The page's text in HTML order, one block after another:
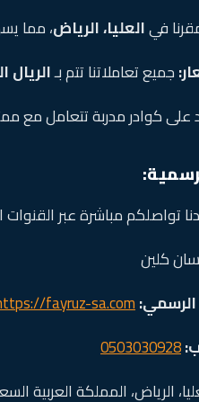
فيالعليا، الرياض، مما
جميع تعاملاتنا تتم بـ
على كوادر مدربة تتعامل مع
تواصلكم مباشرة عبر القنوات
كلين
الرسمي:fayruz-sa.com
0503030928
الرياض، المملكة العربية